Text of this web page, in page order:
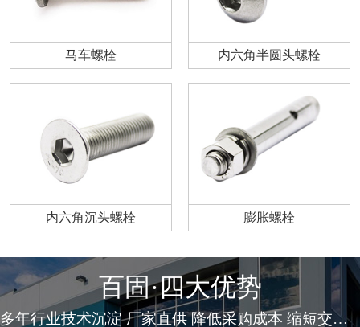
马车螺栓 内六角半圆头螺栓
内六角沉头螺栓 膨胀螺栓
百固·四大优势
多年行业技术沉淀 厂家直供 降低采购成本 缩短交货周期